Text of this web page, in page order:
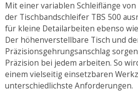
Mit einer variablen Schleiflänge
der Tischbandschleifer TBS 500
für kleine Detailarbeiten ebenso
Der höhenverstellbare Tisch und
Präzisionsgehrungsanschlag
Präzision bei jedem arbeiten. So
einem vielseitig einsetzbaren
unterschiedlichste Anforderungen.